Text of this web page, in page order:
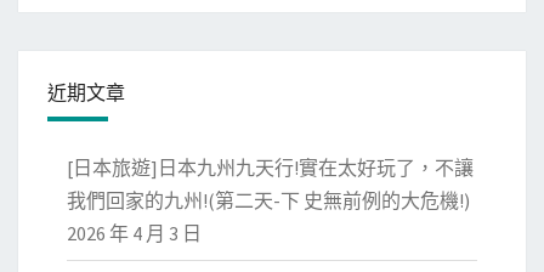
近期文章
[日本旅遊]日本九州九天行!實在太好玩了，不讓
我們回家的九州!(第二天-下 史無前例的大危機!)
2026 年 4 月 3 日